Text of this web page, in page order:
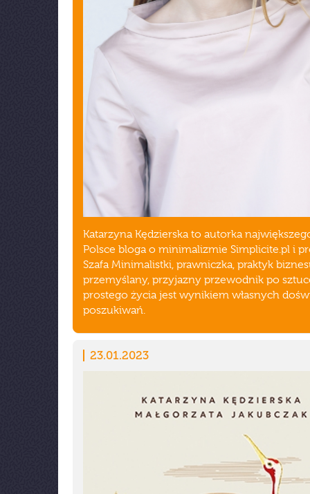
Katarzyna Kędzierska to autorka
Polsce bloga o minimalizmie Simplicite.pl i
Szafa Minimalistki, prawniczka, praktyk
przemyślany, przyjazny przewodnik po
prostego życia jest wynikiem własnych
poszukiwań.
23.01.2023